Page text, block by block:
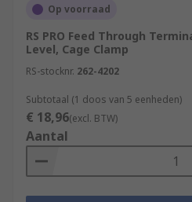
Op voorraad
RS PRO Feed Through
Level, Cage Clamp
RS-stocknr. 262-4202
Subtotaal (1 doos van 5 eenheden)
€ 18,96(excl. BTW)
Aantal